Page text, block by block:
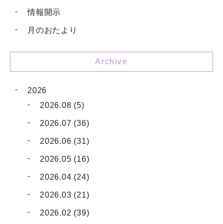
情報開示
月のおたより
Archive
2026
2026.08 (5)
2026.07 (36)
2026.06 (31)
2026.05 (16)
2026.04 (24)
2026.03 (21)
2026.02 (39)